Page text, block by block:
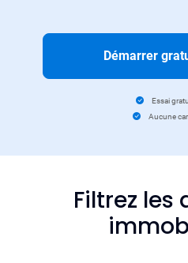
Démarrer
Essai
Aucune
Filtrez les